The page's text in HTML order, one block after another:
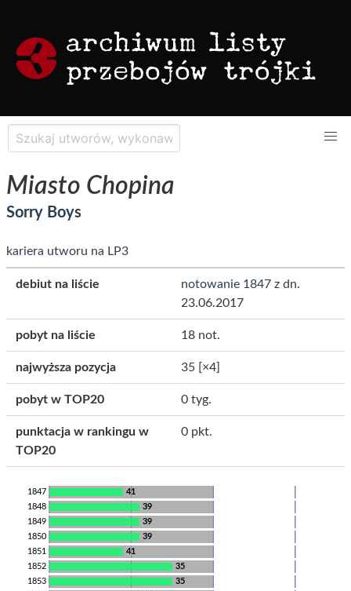
Miasto Chopina
Sorry Boys
kariera utworu na LP3
debiut na liście notowanie 1847 z dn.
23.06.2017
pobyt na liście 18 not.
najwyższa pozycja 35 [×4]
pobyt w TOP20 0 tyg.
punktacja w rankingu w
TOP20
0 pkt.
41
1847
39
1848
39
1849
39
1850
41
1851
35
1852
35
1853